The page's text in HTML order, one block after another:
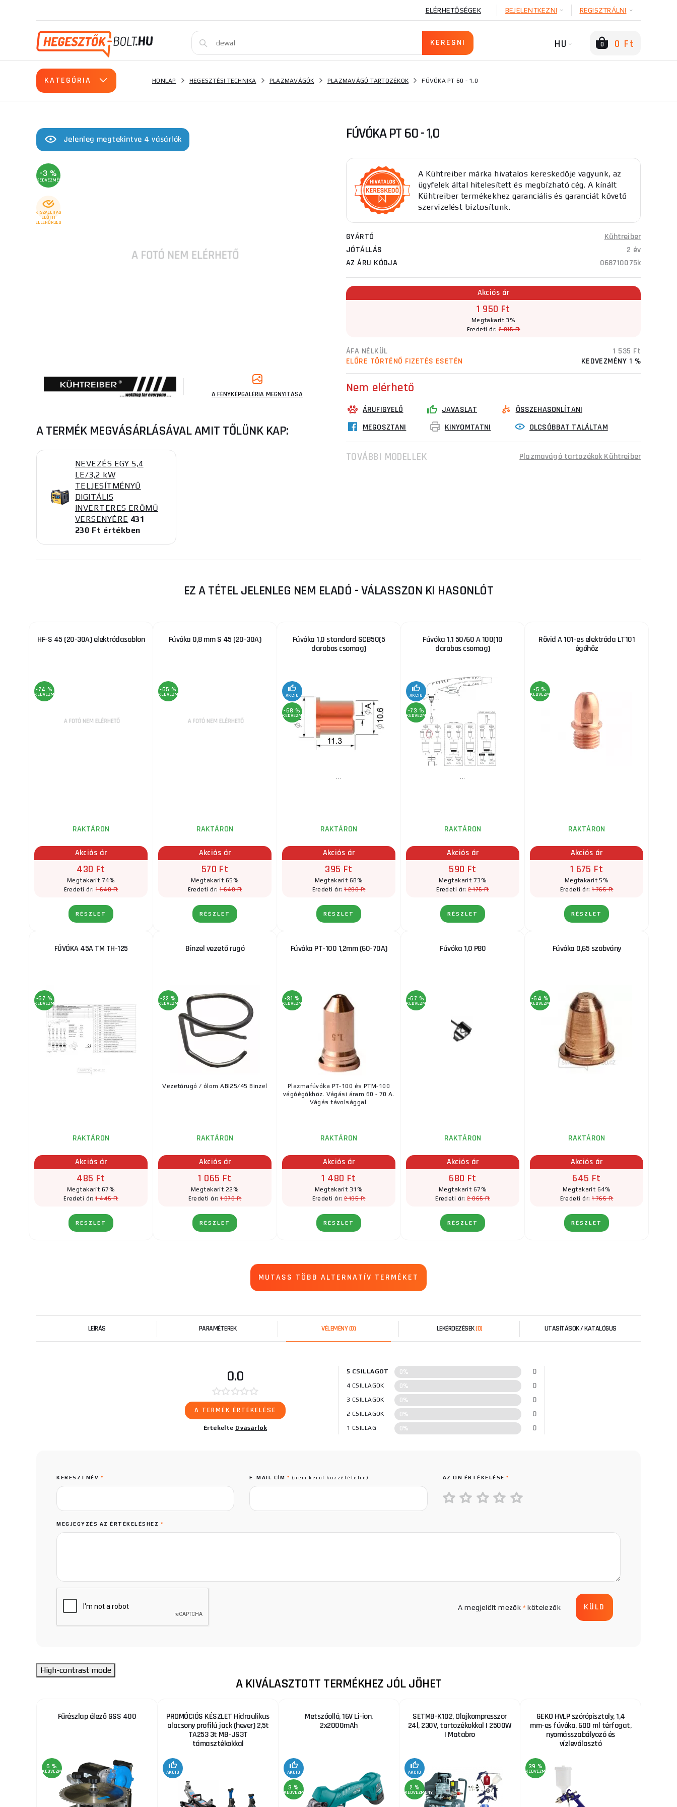
ELÉRHETŐSÉGEK BEJELENTKEZNI REGISZTRÁLNI
HU 0 0 Ft
KATEGÓRIA HONLAP HEGESZTÉSI TECHNIKA PLAZMAVÁGÓK PLAZMAVÁGÓ TARTOZÉKOK FÚVÓKA PT 60 - 1,0
Jelenleg megtekintve 4 vásárlók
-3 %
KEDVEZMÉNY
KISZÁLLÍTÁS
ELŐTTI
ELLENŐRZÉS
A FÉNYKÉPGALÉRIA MEGNYITÁSA
A TERMÉK MEGVÁSÁRLÁSÁVAL AMIT TŐLÜNK KAP:
NEVEZÉS EGY 5,4
LE/3,2 kW
TELJESÍTMÉNYŰ
DIGITÁLIS
INVERTERES ERŐMŰ
VERSENYÉRE 431
230 Ft értékben
FÚVÓKA PT 60 - 1,0
A Kühtreiber márka hivatalos kereskedője vagyunk, az
ügyfelek által hitelesített és megbízható cég. A kínált
Kühtreiber termékekhez garanciális és garanciát követő
szervizelést biztosítunk.
GYÁRTÓ
Kühtreiber
JÓTÁLLÁS
2 év
AZ ÁRU KÓDJA
068710075k
Akciós ár
1 950 Ft
Megtakarít 3%
Eredeti ár:2 015 Ft
ÁFA NÉLKÜL
1 535 Ft
ELŐRE TÖRTÉNŐ FIZETÉS ESETÉN
KEDVEZMÉNY 1 %
Nem elérhető
ÁRUFIGYELŐ JAVASLAT
ÖSSZEHASONLÍTANI
MEGOSZTANI
KINYOMTATNI OLCSÓBBAT TALÁLTAM
TOVÁBBI MODELLEK Plazmavágó tartozékok Kühtreiber
EZ A TÉTEL JELENLEG NEM ELADÓ - VÁLASSZON KI HASONLÓT
HF-S 45 (20-30A) elektródasablon
-74 %
KEDVEZMÉNY
RAKTÁRON
Akciós ár
430 Ft
Megtakarít 74%
Eredeti ár:1 640 Ft
RÉSZLET
Fúvóka 0,8 mm S 45 (20-30A)
-65 %
KEDVEZMÉNY
RAKTÁRON
Akciós ár
570 Ft
Megtakarít 65%
Eredeti ár:1 640 Ft
RÉSZLET
Fúvóka 1,0 standard SCB50(5
darabos csomag)
AKCIÓ
-68 %
KEDVEZMÉNY
...
RAKTÁRON
Akciós ár
395 Ft
Megtakarít 68%
Eredeti ár:1 230 Ft
RÉSZLET
Fúvóka 1,1 50/60 A 100(10
darabos csomag)
AKCIÓ
-73 %
KEDVEZMÉNY
...
RAKTÁRON
Akciós ár
590 Ft
Megtakarít 73%
Eredeti ár:2 175 Ft
RÉSZLET
Rövid A 101-es elektróda LT101
égőhöz
-5 %
KEDVEZMÉNY
RAKTÁRON
Akciós ár
1 675 Ft
Megtakarít 5%
Eredeti ár:1 765 Ft
RÉSZLET
FÚVÓKA 45A TM TH-125
-67 %
KEDVEZMÉNY
RAKTÁRON
Akciós ár
485 Ft
Megtakarít 67%
Eredeti ár:1 445 Ft
RÉSZLET
Binzel vezető rugó
-22 %
KEDVEZMÉNY
Vezetőrugó / ólom ABI25/45 Binzel
RAKTÁRON
Akciós ár
1 065 Ft
Megtakarít 22%
Eredeti ár:1 370 Ft
RÉSZLET
Fúvóka PT-100 1,2mm (60-70A)
-31 %
KEDVEZMÉNY
Plazmafúvóka PT-100 és PTM-100
vágóégőkhöz. Vágási áram 60 - 70 A.
Vágás távolsággal.
RAKTÁRON
Akciós ár
1 480 Ft
Megtakarít 31%
Eredeti ár:2 135 Ft
RÉSZLET
Fúvóka 1,0 P80
-67 %
KEDVEZMÉNY
RAKTÁRON
Akciós ár
680 Ft
Megtakarít 67%
Eredeti ár:2 065 Ft
RÉSZLET
Fúvóka 0,65 szabvány
-64 %
KEDVEZMÉNY
RAKTÁRON
Akciós ár
645 Ft
Megtakarít 64%
Eredeti ár:1 765 Ft
RÉSZLET
MUTASS TÖBB ALTERNATÍV TERMÉKET
LEÍRÁS PARAMÉTEREK VÉLEMÉNY(0) LEKÉRDEZÉSEK(0) UTASÍTÁSOK / KATALÓGUS
0.0
A TERMÉK ÉRTÉKELÉSE
Értékelte 0 vásárlók
5 CSILLAGOT 0% 0
4 CSILLAGOK 0% 0
3 CSILLAGOK 0% 0
2 CSILLAGOK 0% 0
1 CSILLAG 0% 0
KERESZTNÉV * E-MAIL CÍM * (nem kerül közzétételre) AZ ÖN ÉRTÉKELÉSE*
MEGJEGYZÉS AZ ÉRTÉKELÉSHEZ *
A megjelölt mezők * kötelezők
High-contrast mode
A KIVÁLASZTOTT TERMÉKHEZ JÓL JÖHET
Fűrészlap élező GSS 400
6 %
KEDVEZMÉNY
PROMÓCIÓS KÉSZLET Hidraulikus
alacsony profilú jack (hever) 2,5t
TA253 3t MB-JS3T
támasztékokkal
AKCIÓ
Metszőolló, 16V Li-ion,
2x2000mAh
AKCIÓ
3 %
KEDVEZMÉNY
SETMB-K102, Olajkompresszor
24l, 230V, tartozékokkal | 2500W
| Matabro
AKCIÓ
2 %
KEDVEZMÉNY
GEKO HVLP szórópisztoly, 1,4
mm-es fúvóka, 600 ml térfogat,
nyomásszabályozó és
vízleválasztó
39 %
KEDVEZMÉNY